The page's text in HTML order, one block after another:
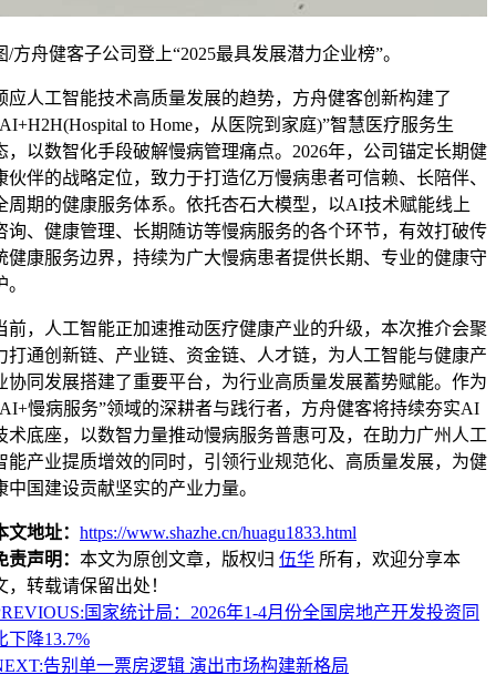
/方舟健客子公司登上“2025最具发展潜力企业榜”。
应人工智能技术高质量发展的趋势，方舟健客创新构建了
to Home，从医院到家庭)”智慧医疗服务生
，以数智化手段破解慢病管理痛点。2026年，公司锚定长期健
伙伴的战略定位，致力于打造亿万慢病患者可信赖、长陪伴、
周期的健康服务体系。依托杏石大模型，以AI技术赋能线上
询、健康管理、长期随访等慢病服务的各个环节，有效打破传
健康服务边界，持续为广大慢病患者提供长期、专业的健康守
。
前，人工智能正加速推动医疗健康产业的升级，本次推介会聚
打通创新链、产业链、资金链、人才链，为人工智能与健康产
协同发展搭建了重要平台，为行业高质量发展蓄势赋能。作为
慢病服务”领域的深耕者与践行者，方舟健客将持续夯实AI
术底座，以数智力量推动慢病服务普惠可及，在助力广州人工
能产业提质增效的同时，引领行业规范化、高质量发展，为健
中国建设贡献坚实的产业力量。
文地址： https://www.shazhe.cn/huagu1833.html
责声明： 本文为原创文章，版权归 伍华 所有，欢迎分享本
，转载请保留出处！
国家统计局：2026年1-4月份全国房地产开发投资同
下降13.7%
告别单一票房逻辑 演出市场构建新格局